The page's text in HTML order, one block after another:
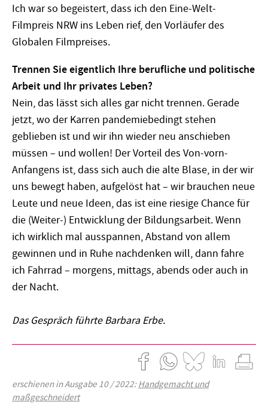
Ich war so begeistert, dass ich den Eine-Welt-
Filmpreis NRW ins Leben rief, den Vorläufer des
Globalen Filmpreises.
Trennen Sie eigentlich Ihre berufliche und politische
Arbeit und Ihr privates Leben?
Nein, das lässt sich alles gar nicht trennen. Gerade
jetzt, wo der Karren pandemiebedingt stehen
geblieben ist und wir ihn wieder neu anschieben
müssen – und wollen! Der Vorteil des Von-vorn-
Anfangens ist, dass sich auch die alte Blase, in der wir
uns bewegt haben, aufgelöst hat – wir brauchen neue
Leute und neue Ideen, das ist eine riesige Chance für
die (Weiter-) Entwicklung der Bildungsarbeit. Wenn
ich wirklich mal ausspannen, Abstand von allem
gewinnen und in Ruhe nachdenken will, dann fahre
ich Fahrrad – morgens, mittags, abends oder auch in
der Nacht.
Das Gespräch führte Barbara Erbe.
erschienen in Ausgabe 10 / 2022:Handgemacht und
maßgeschneidert